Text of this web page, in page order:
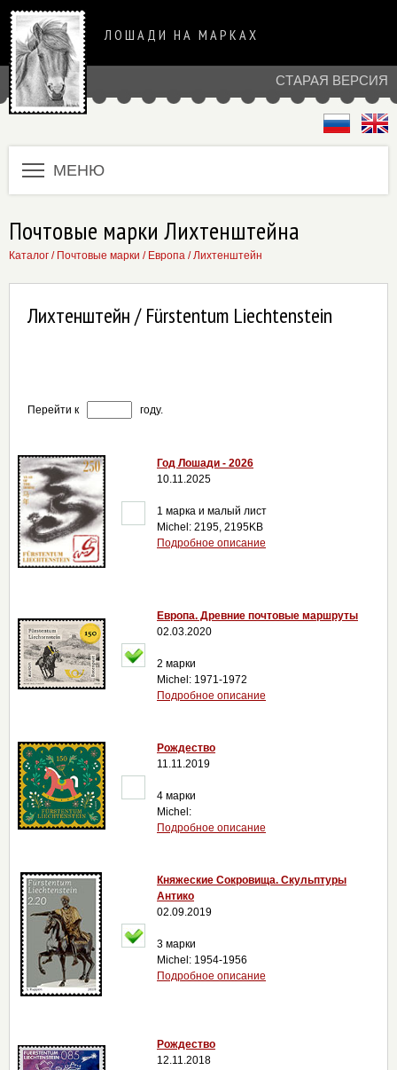
СТАРАЯ ВЕРСИЯ
ЛОШАДИ НА МАРКАХ
МЕНЮ
Почтовые марки Лихтенштейна
Каталог / Почтовые марки / Европа /Лихтенштейн
Лихтенштейн / Fürstentum Liechtenstein
Перейти к году.
Год Лошади - 2026
10.11.2025
1 марка и малый лист
Michel: 2195, 2195KB
Подробное описание
Европа. Древние почтовые маршруты
02.03.2020
2 марки
Michel: 1971-1972
Подробное описание
Рождество
11.11.2019
4 марки
Michel:
Подробное описание
Княжеские Сокровища. Скульптуры
Антико
02.09.2019
3 марки
Michel: 1954-1956
Подробное описание
Рождество
12.11.2018